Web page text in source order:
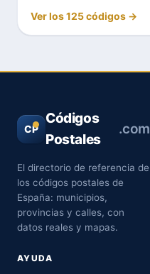
Ver los 125 códigos →
CP
Códigos
Postales
.com
El directorio de referencia de
los códigos postales de
España: municipios,
provincias y calles, con
datos reales y mapas.
AYUDA